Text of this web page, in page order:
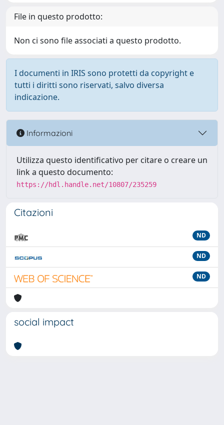
File in questo prodotto:
Non ci sono file associati a questo prodotto.
I documenti in IRIS sono protetti da copyright e
tutti i diritti sono riservati, salvo diversa
indicazione.
Informazioni
Utilizza questo identificativo per citare o creare un
link a questo documento:
https://hdl.handle.net/10807/235259
Citazioni
ND
ND
ND
social impact